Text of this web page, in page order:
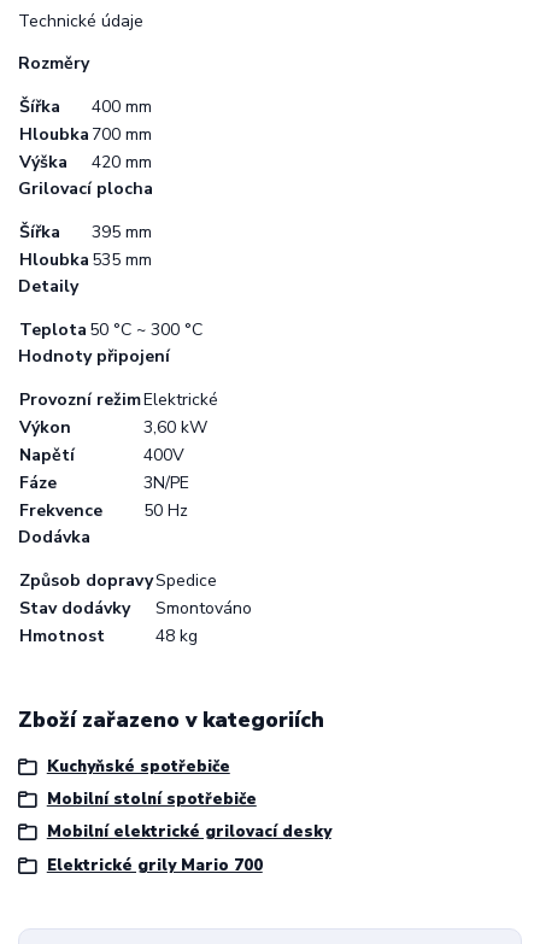
Technické údaje
Rozměry
Šířka
400 mm
Hloubka 700 mm
Výška
420 mm
Grilovací plocha
Šířka
395 mm
Hloubka 535 mm
Detaily
Teplota 50 °C ~ 300 °C
Hodnoty připojení
Provozní režimElektrické
Výkon
3,60 kW
Napětí
400V
Fáze
3N/PE
Frekvence
50 Hz
Dodávka
Způsob dopravySpedice
Stav dodávky
Smontováno
Hmotnost
48 kg
Zboží zařazeno v kategoriích
Kuchyňské spotřebiče
Mobilní stolní spotřebiče
Mobilní elektrické grilovací desky
Elektrické grily Mario 700